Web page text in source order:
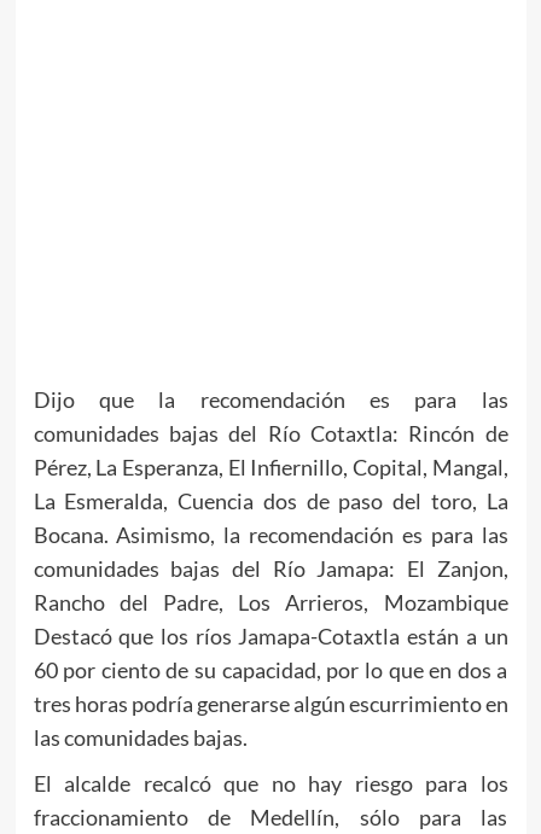
Dijo que la recomendación es para las
comunidades bajas del Río Cotaxtla: Rincón de
Pérez, La Esperanza, El Infiernillo, Copital, Mangal,
La Esmeralda, Cuencia dos de paso del toro, La
Bocana. Asimismo, la recomendación es para las
comunidades bajas del Río Jamapa: El Zanjon,
Rancho del Padre, Los Arrieros, Mozambique
Destacó que los ríos Jamapa-Cotaxtla están a un
60 por ciento de su capacidad, por lo que en dos a
tres horas podría generarse algún escurrimiento en
las comunidades bajas.
El alcalde recalcó que no hay riesgo para los
fraccionamiento de Medellín, sólo para las